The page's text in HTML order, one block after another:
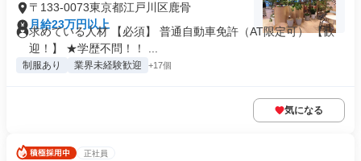
〒133-0073東京都江戸川区鹿骨
月給23万円以上
求めている人材 【必須】 普通自動車免許（AT限定可） 【歓
迎！】 ★学歴不問！！ ...
制服あり 業界未経験歓迎 +17個
気になる
正社員